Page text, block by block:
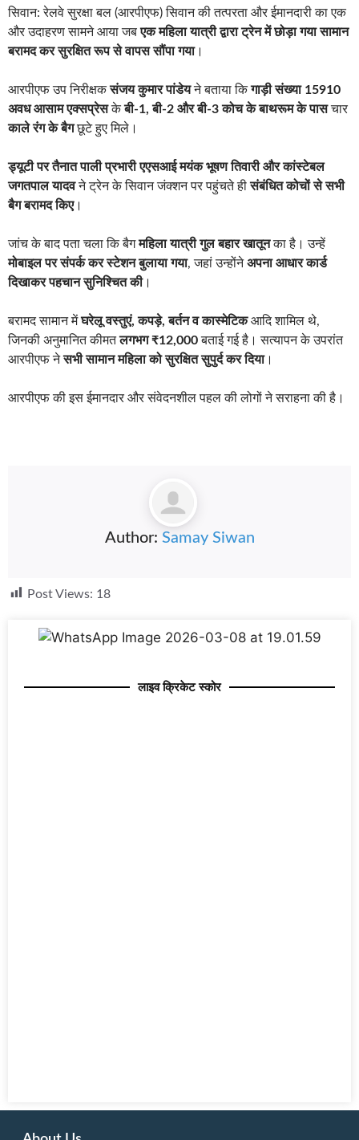
सिवान: रेलवे सुरक्षा बल (आरपीएफ) सिवान की तत्परता और ईमानदारी का एक
और उदाहरण सामने आया जबएक महिला यात्री द्वारा ट्रेन में छोड़ा गया सामान
बरामद कर सुरक्षित रूप से वापस सौंपा गया।
आरपीएफ उप निरीक्षकसंजय कुमार पांडेयने बताया किगाड़ी संख्या 15910
अवध आसाम एक्सप्रेसकेबी-1, बी-2 और बी-3 कोच के बाथरूम के पासचार
काले रंग के बैगछूटे हुए मिले।
ड्यूटी पर तैनात पाली प्रभारी एएसआई मयंक भूषण तिवारी और कांस्टेबल
जगतपाल यादवने ट्रेन के सिवान जंक्शन पर पहुंचते हीसंबंधित कोचों से सभी
बैग बरामद किए।
जांच के बाद पता चला कि बैगमहिला यात्री गुल बहार खातूनका है। उन्हें
मोबाइल पर संपर्क कर स्टेशन बुलाया गया, जहां उन्होंनेअपना आधार कार्ड
दिखाकर पहचान सुनिश्चित की।
बरामद सामान मेंघरेलू वस्तुएं, कपड़े, बर्तन व कास्मेटिकआदि शामिल थे,
जिनकी अनुमानित कीमतलगभग ₹12,000बताई गई है। सत्यापन के उपरांत
आरपीएफ नेसभी सामान महिला को सुरक्षित सुपुर्द कर दिया।
आरपीएफ की इस ईमानदार और संवेदनशील पहल की लोगों ने सराहना की है।
Author: Samay Siwan
Post Views: 18
लाइव क्रिकेट स्कोर